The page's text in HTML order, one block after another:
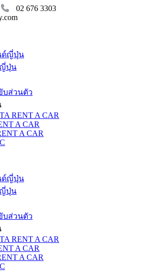
02 676 3303
ด์ญี่ปุ่น
ญี่ปุ่น
บส่วนตัว
RENT A CAR
A CAR
A CAR
ด์ญี่ปุ่น
ญี่ปุ่น
บส่วนตัว
RENT A CAR
A CAR
A CAR